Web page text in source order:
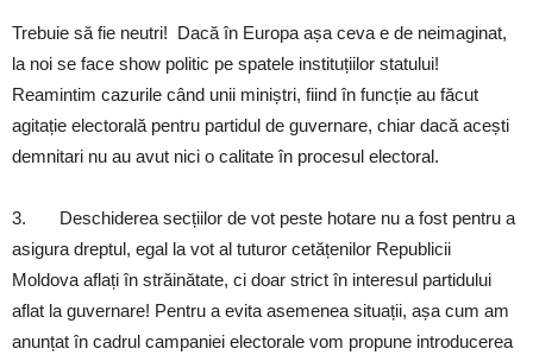
Trebuie să fie neutri! Dacă în Europa așa ceva e de neimaginat,
la noi se face show politic pe spatele instituțiilor statului!
Reamintim cazurile când unii miniștri, fiind în funcție au făcut
agitație electorală pentru partidul de guvernare, chiar dacă acești
demnitari nu au avut nici o calitate în procesul electoral.
3. Deschiderea secțiilor de vot peste hotare nu a fost pentru a
asigura dreptul, egal la vot al tuturor cetățenilor Republicii
Moldova aflați în străinătate, ci doar strict în interesul partidului
aflat la guvernare! Pentru a evita asemenea situații, așa cum am
anunțat în cadrul campaniei electorale vom propune introducerea